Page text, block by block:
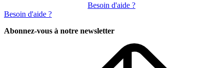
Besoin d'aide ?
Besoin d'aide ?
Abonnez-vous à notre newsletter